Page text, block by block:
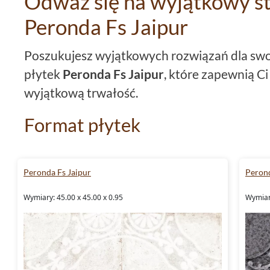
Peronda Fs Jaipur
Poszukujesz wyjątkowych rozwiązań dla
płytek Peronda Fs Jaipur, które zapewnią
wyjątkową trwałość.
Format płytek
niezależnie od jego wielkości czy
Kolorystyka kolekcji
Wybierającpłytki niebieskie z kolekcji
na odważną i unikalną kolorystykę, która
wnętrzu.
Peronda Fs Jaipur
Wymiary: 45.00 x 45.00 x 0.95